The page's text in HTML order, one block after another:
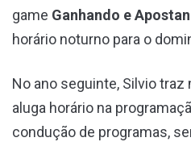
game Ganhando e
horário noturno para o
No ano seguinte, Silvio
aluga horário na
condução de programas,